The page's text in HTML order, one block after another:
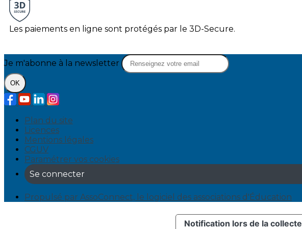
Les paiements en ligne sont protégés par le 3D-Secure.
Je m'abonne à la newsletter
OK
Plan du site
Licences
Mentions légales
CGUV
Paramétrer vos cookies
Se connecter
Propulsé par AssoConnect, le logiciel des associations d'Éducation
Notification lors de la collecte